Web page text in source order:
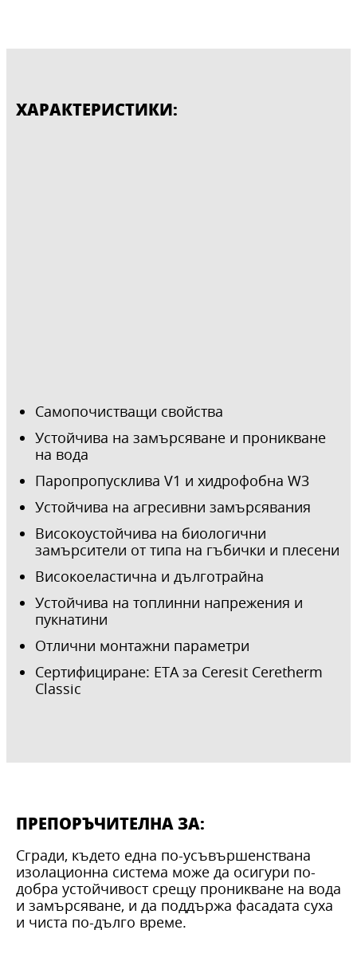
ХАРАКТЕРИСТИКИ:
Самопочистващи свойства
Устойчива на замърсяване и проникване
на вода
Паропропусклива V1 и хидрофобна W3
Устойчива на агресивни замърсявания
Високоустойчива на биологични
замърсители от типа на гъбички и плесени
Високоеластична и дълготрайна
Устойчива на топлинни напрежения и
пукнатини
Отлични монтажни параметри
Сертифициране: ETA за Ceresit Ceretherm
Classic
ПРЕПОРЪЧИТЕЛНА ЗА:
Сгради, където една по-усъвършенствана
изолационна система може да осигури по-
добра устойчивост срещу проникване на вода
и замърсяване, и да поддържа фасадата суха
и чиста по-дълго време.